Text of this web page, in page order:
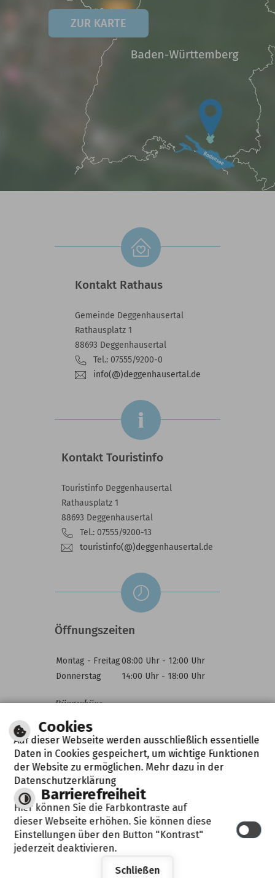
ZUR KARTE
Kontakt Rathaus
Gemeinde Deggenhausertal
Rathausplatz 1
88693 Deggenhausertal
Tel.: 07555/9200-0
info(@)deggenhausertal.de
Kontakt Touristinfo
Touristinfo Deggenhausertal
Rathausplatz 1
88693 Deggenhausertal
Tel.: 07555/9200-13
touristinfo(@)deggenhausertal.de
Öffnungszeiten
Montag - Freitag08:00 Uhr - 12:00 Uhr
Donnerstag
14:00 Uhr - 18:00 Uhr
Bürgerbüro
Montag - Freitag
Donnerstag
14:00 Uhr - 18:00 Uhr
Leichte Sprache Gebärdensprache
IMPRESSUM DATENSCHUTZERKLÄRUNG
HILFE
BARRIEREFREIHEIT
Cookies
Auf dieser Webseite werden ausschließlich essentielle
Daten in Cookies gespeichert, um wichtige Funktionen
der Website zu ermöglichen. Mehr dazu in der
Datenschutzerklärung
Barrierefreiheit
Hier können Sie die Farbkontraste auf
dieser Webseite erhöhen. Sie können diese
Einstellungen über den Button "Kontrast"
jederzeit deaktivieren.
Schließen